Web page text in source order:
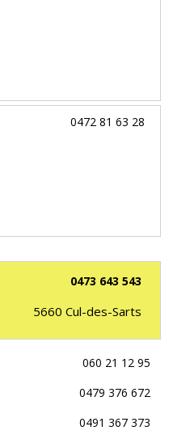
0472 81 63 28
0473 643 543
5660 Cul-des-Sarts
060 21 12 95
0479 376 672
0491 367 373